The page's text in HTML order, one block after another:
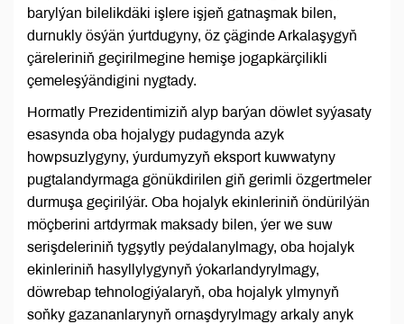
barylýan bilelikdäki işlere işjeň gatnaşmak bilen,
durnukly ösýän ýurtdugyny, öz çäginde Arkalaşygyň
çäreleriniň geçirilmegine hemişe jogapkärçilikli
çemeleşýändigini nygtady.
Hormatly Prezidentimiziň alyp barýan döwlet syýasaty
esasynda oba hojalygy pudagynda azyk
howpsuzlygyny, ýurdumyzyň eksport kuwwatyny
pugtalandyrmaga gönükdirilen giň gerimli özgertmeler
durmuşa geçirilýär. Oba hojalyk ekinleriniň öndürilýän
möçberini artdyrmak maksady bilen, ýer we suw
serişdeleriniň tygşytly peýdalanylmagy, oba hojalyk
ekinleriniň hasyllylygynyň ýokarlandyrylmagy,
döwrebap tehnologiýalaryň, oba hojalyk ylmynyň
soňky gazananlarynyň ornaşdyrylmagy arkaly anyk